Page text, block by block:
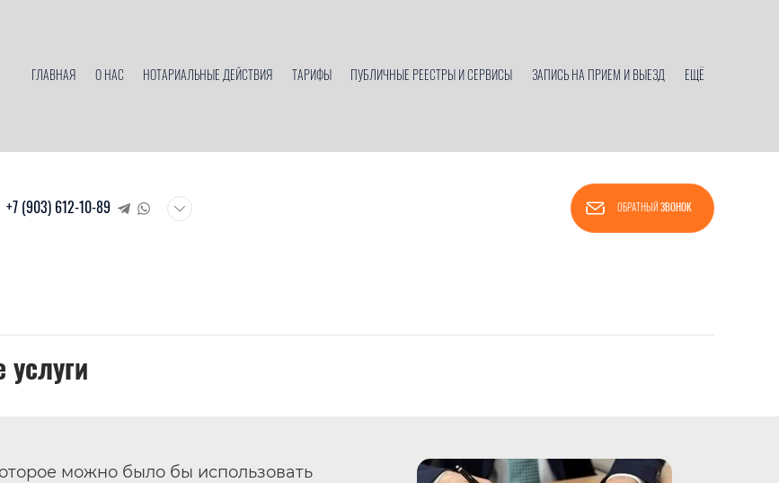
ГЛАВНАЯ О НАС НОТАРИАЛЬНЫЕ ДЕЙСТВИЯ ТАРИФЫ ПУБЛИЧНЫЕ РЕЕСТРЫ И СЕРВИСЫ ЗАПИСЬ НА ПРИЕМ И ВЫЕЗД ЕЩЁ
+7 (903) 612-10-89 ОБРАТНЫЙ ЗВОНОК
услуги
можно было бы использовать